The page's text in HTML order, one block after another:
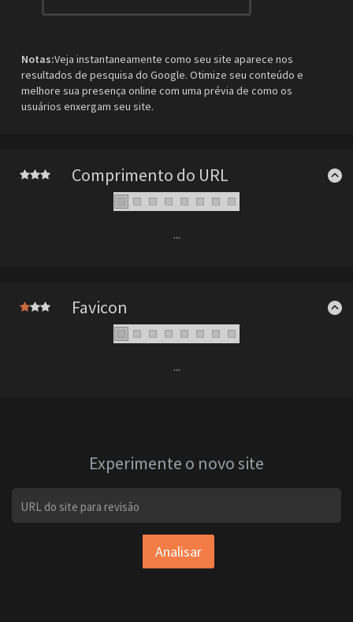
Notas:Veja instantaneamente como seu site aparece nos
resultados de pesquisa do Google. Otimize seu conteúdo e
melhore sua presença online com uma prévia de como os
usuários enxergam seu site.
Comprimento do URL
...
Favicon
...
Experimente o novo site
Analisar